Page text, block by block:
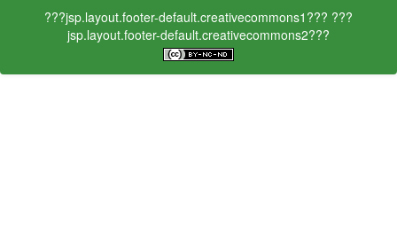
???jsp.layout.footer-default.creativecommons1??? ???
jsp.layout.footer-default.creativecommons2???